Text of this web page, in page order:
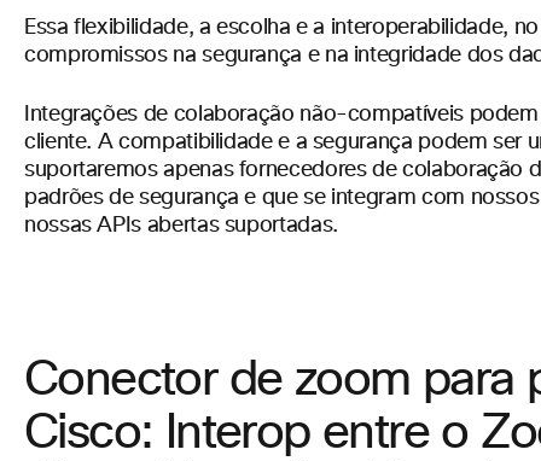
Essa flexibilidade, a escolha e a interoperabilidade,
compromissos na segurança e na integridade dos
Integrações de colaboração não-compatíveis
cliente. A compatibilidade e a segurança podem ser
suportaremos apenas fornecedores de colaboração
padrões de segurança e que se integram com
nossas APIs abertas suportadas.
Conector de zoom para
Cisco: Interop entre o